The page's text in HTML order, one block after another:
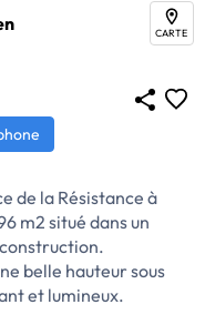
CARTE
de la Résistance à
m2 situé dans un
belle hauteur sous
et lumineux.